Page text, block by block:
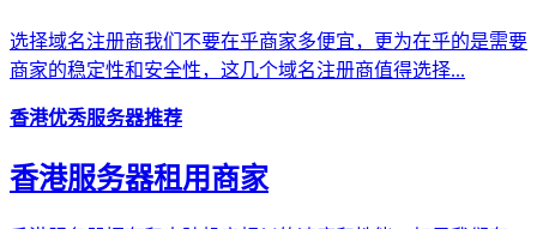
选择域名注册商我们不要在乎商家多便宜，更为在乎的是需要
商家的稳定性和安全性，这几个域名注册商值得选择...
香港优秀服务器推荐
香港服务器租用商家